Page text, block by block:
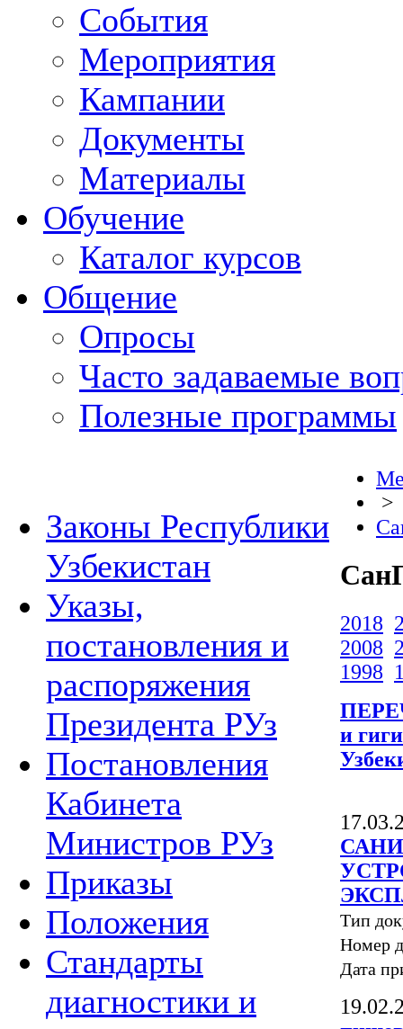
События
Мероприятия
Кампании
Документы
Материалы
Обучение
Каталог курсов
Общение
Опросы
Часто задаваемые
Полезные программы
Законы Республики
Узбекистан
Указы,
постановления и
распоряжения
Президента РУз
Постановления
Кабинета
Министров РУз
Приказы
Положения
Стандарты
диагностики и
>
2018
2008
1998
и
Тип
Номер
Дата